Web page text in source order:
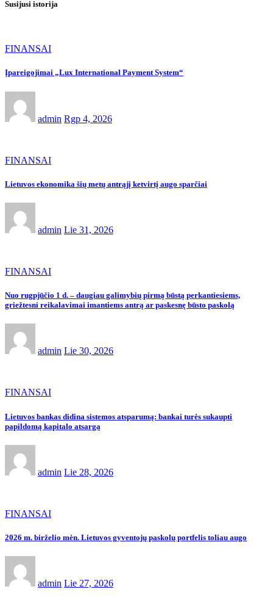
Susijusi istorija
FINANSAI
Įpareigojimai „Lux International Payment System“
admin Rgp 4, 2026
FINANSAI
Lietuvos ekonomika šių metų antrąjį ketvirtį augo sparčiai
admin Lie 31, 2026
FINANSAI
Nuo rugpjūčio 1 d. – daugiau galimybių pirmą būstą perkantiesiems,
griežtesni reikalavimai imantiems antrą ar paskesnę būsto paskolą
admin Lie 30, 2026
FINANSAI
Lietuvos bankas didina sistemos atsparumą: bankai turės sukaupti
papildomą kapitalo atsargą
admin Lie 28, 2026
FINANSAI
2026 m. birželio mėn. Lietuvos gyventojų paskolų portfelis toliau augo
admin Lie 27, 2026